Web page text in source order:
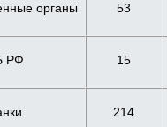
органы 53
РФ 15
214